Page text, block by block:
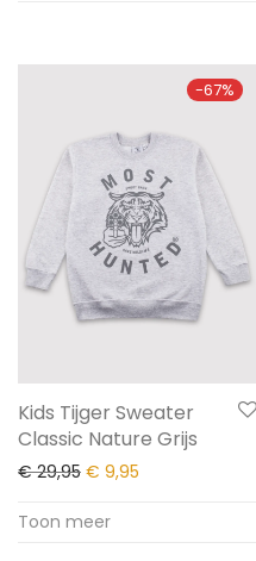
-67%
Kids Tijger Sweater
Classic Nature Grijs
€29,95 € 9,95
Toon meer